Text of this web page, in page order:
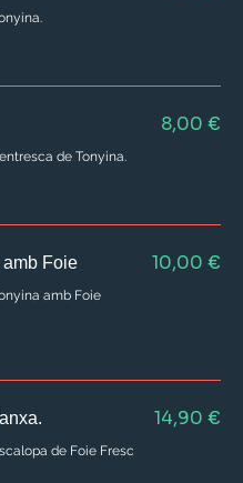
de Tonyina.
8,00 €
Foie
amb Foie
10,00 €
de Foie Fresc
14,90 €